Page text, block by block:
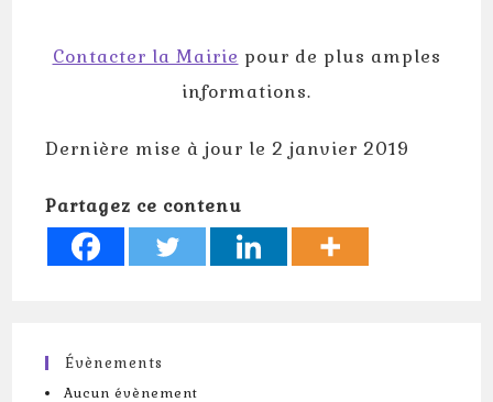
Contacter la Mairie pour de plus amples
informations.
Dernière mise à jour le 2 janvier 2019
Partagez ce contenu
Évènements
Aucun évènement